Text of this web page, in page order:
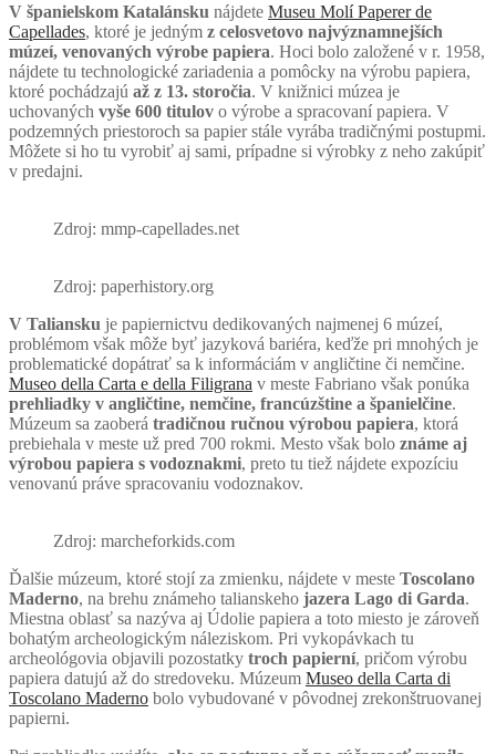
V španielskom Katalánsku nájdete Museu Molí Paperer de
Capellades, ktoré je jedným z celosvetovo najvýznamnejších
múzeí, venovaných výrobe papiera. Hoci bolo založené v r. 1958,
nájdete tu technologické zariadenia a pomôcky na výrobu papiera,
ktoré pochádzajú až z 13. storočia. V knižnici múzea je
uchovaných vyše 600 titulov o výrobe a spracovaní papiera. V
podzemných priestoroch sa papier stále vyrába tradičnými postupmi.
Môžete si ho tu vyrobiť aj sami, prípadne si výrobky z neho zakúpiť
v predajni.
Zdroj: mmp-capellades.net
Zdroj: paperhistory.org
V Taliansku je papiernictvu dedikovaných najmenej 6 múzeí,
problémom však môže byť jazyková bariéra, keďže pri mnohých je
problematické dopátrať sa k informáciám v angličtine či nemčine.
Museo della Carta e della Filigrana v meste Fabriano však ponúka
prehliadky v angličtine, nemčine, francúzštine a španielčine.
Múzeum sa zaoberá tradičnou ručnou výrobou papiera, ktorá
prebiehala v meste už pred 700 rokmi. Mesto však bolo známe aj
výrobou papiera s vodoznakmi, preto tu tiež nájdete expozíciu
venovanú práve spracovaniu vodoznakov.
Zdroj: marcheforkids.com
Ďalšie múzeum, ktoré stojí za zmienku, nájdete v meste Toscolano
Maderno, na brehu známeho talianskeho jazera Lago di Garda.
Miestna oblasť sa nazýva aj Údolie papiera a toto miesto je zároveň
bohatým archeologickým náleziskom. Pri vykopávkach tu
archeológovia objavili pozostatky troch papierní, pričom výrobu
papiera datujú až do stredoveku. Múzeum Museo della Carta di
Toscolano Maderno bolo vybudované v pôvodnej zrekonštruovanej
papierni.